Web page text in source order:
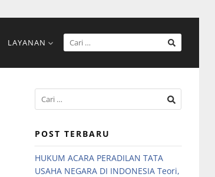
LAYANAN
POST TERBARU
HUKUM ACARA PERADILAN TATA
USAHA NEGARA DI INDONESIA Teori,